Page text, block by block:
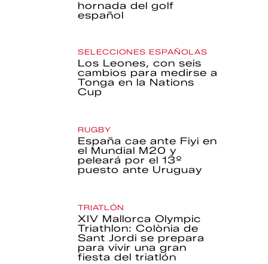
hornada del golf
español
SELECCIONES ESPAÑOLAS
Los Leones, con seis
cambios para medirse a
Tonga en la Nations
Cup
RUGBY
España cae ante Fiyi en
el Mundial M20 y
peleará por el 13º
puesto ante Uruguay
TRIATLÓN
XIV Mallorca Olympic
Triathlon: Colònia de
Sant Jordi se prepara
para vivir una gran
fiesta del triatlón